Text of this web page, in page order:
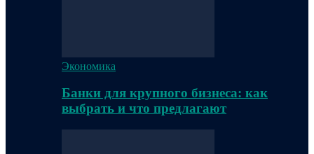
Экономика
Банки для крупного бизнеса: как
выбрать и что предлагают